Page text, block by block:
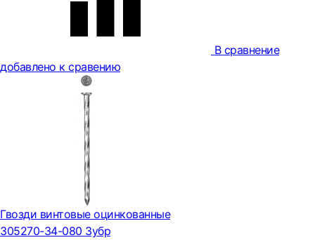
В сравнение
добавлено к сравению
Гвозди винтовые оцинкованные
305270-34-080 Зубр